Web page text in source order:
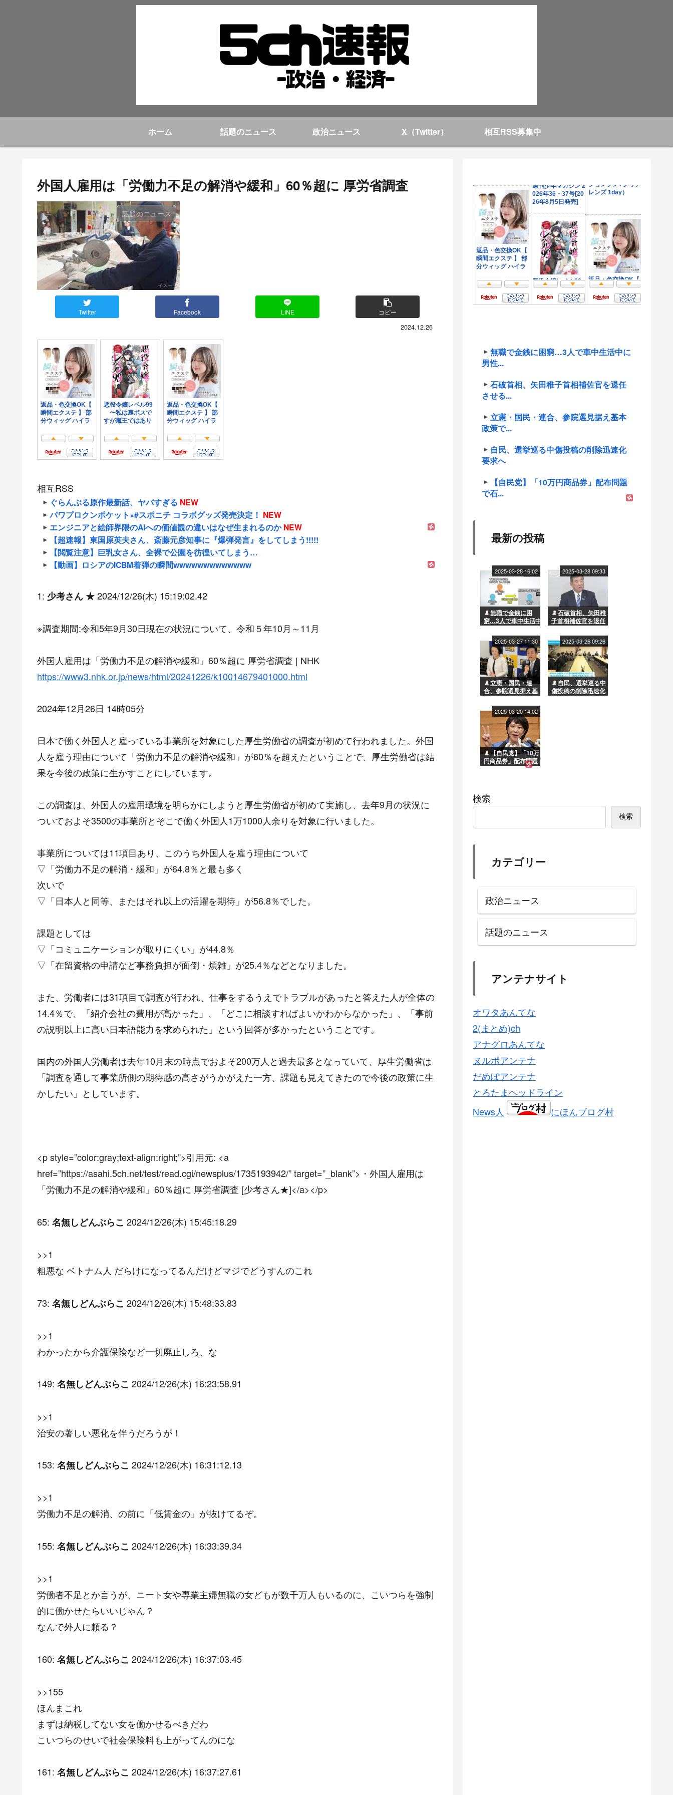
ホーム 話題のニュース 政治ニュース X（Twitter） 相互RSS募集中
外国人雇用は「労働力不足の解消や緩和」60％超に 厚労省調査
話題のニュース
Twitter Facebook LINE コピー
2024.12.26
相互RSS
ぐらんぶる原作最新話、ヤバすぎる NEW
パワプロクンポケット×#スポニチ コラボグッズ発売決定！ NEW
エンジニアと絵師界隈のAIへの価値観の違いはなぜ生まれるのかNEW
【超速報】東国原英夫さん、斎藤元彦知事に『爆弾発言』をしてしまう!!!!!
【閲覧注意】巨乳女さん、全裸で公園を彷徨いてしまう…
【動画】ロシアのICBM着弾の瞬間wwwwwwwwwwwww
1: 少考さん ★2024/12/26(木) 15:19:02.42
※調査期間:令和5年9月30日現在の状況について、令和５年10月～11月
外国人雇用は「労働力不足の解消や緩和」60％超に 厚労省調査 | NHK
https://www3.nhk.or.jp/news/html/20241226/k10014679401000.html
2024年12月26日 14時05分
日本で働く外国人と雇っている事業所を対象にした厚生労働省の調査が初めて行われました。外国
人を雇う理由について「労働力不足の解消や緩和」が60％を超えたということで、厚生労働省は結
果を今後の政策に生かすことにしています。
この調査は、外国人の雇用環境を明らかにしようと厚生労働省が初めて実施し、去年9月の状況に
ついておよそ3500の事業所とそこで働く外国人1万1000人余りを対象に行いました。
事業所については11項目あり、このうち外国人を雇う理由について
▽「労働力不足の解消・緩和」が64.8％と最も多く
次いで
▽「日本人と同等、またはそれ以上の活躍を期待」が56.8％でした。
課題としては
▽「コミュニケーションが取りにくい」が44.8％
▽「在留資格の申請など事務負担が面倒・煩雑」が25.4％などとなりました。
また、労働者には31項目で調査が行われ、仕事をするうえでトラブルがあったと答えた人が全体の
14.4％で、「紹介会社の費用が高かった」、「どこに相談すればよいかわからなかった」、「事前
の説明以上に高い日本語能力を求められた」という回答が多かったということです。
国内の外国人労働者は去年10月末の時点でおよそ200万人と過去最多となっていて、厚生労働省は
「調査を通して事業所側の期待感の高さがうかがえた一方、課題も見えてきたので今後の政策に生
かしたい」としています。
<p style=”color:gray;text-align:right;”>引用元: <a
href=”https://asahi.5ch.net/test/read.cgi/newsplus/1735193942/” target=”_blank”>・外国人雇用は
「労働力不足の解消や緩和」60％超に 厚労省調査 [少考さん★]</a></p>
65: 名無しどんぶらこ 2024/12/26(木) 15:45:18.29
>>1
粗悪な ベトナム人 だらけになってるんだけどマジでどうすんのこれ
73: 名無しどんぶらこ 2024/12/26(木) 15:48:33.83
>>1
わかったから介護保険など一切廃止しろ、な
149: 名無しどんぶらこ 2024/12/26(木) 16:23:58.91
>>1
治安の著しい悪化を伴うだろうが！
153: 名無しどんぶらこ 2024/12/26(木) 16:31:12.13
>>1
労働力不足の解消、の前に「低賃金の」が抜けてるぞ。
155: 名無しどんぶらこ 2024/12/26(木) 16:33:39.34
>>1
労働者不足とか言うが、ニート女や専業主婦無職の女どもが数千万人もいるのに、こいつらを強制
的に働かせたらいいじゃん？
なんで外人に頼る？
160: 名無しどんぶらこ 2024/12/26(木) 16:37:03.45
>>155
ほんまこれ
まずは納税してない女を働かせるべきだわ
こいつらのせいで社会保険料も上がってんのにな
161: 名無しどんぶらこ 2024/12/26(木) 16:37:27.61
無職で金銭に困窮…3人で車中生活中に
男性...
石破首相、矢田稚子首相補佐官を退任
させる...
立憲・国民・連合、参院選見据え基本
政策で...
自民、選挙巡る中傷投稿の削除迅速化
要求へ
【自民党】「10万円商品券」配布問題
で石...
最新の投稿
無職で金銭に困
窮…3人で車中生活中
に男性が死亡 兄の死
体を遺棄した弟と母
を書類送検 2人は今
年1月に千葉の漁港で
車ごと転落し死亡
2025-03-28 16:02
石破首相、矢田稚
子首相補佐官を退任
させる方針…国民民
主との「距離」影響
か
2025-03-28 09:33
立憲・国民・連
合、参院選見据え基
本政策で合意へ 選
挙協力進むか
2025-03-27 11:30
自民、選挙巡る中
傷投稿の削除迅速化
要求へ
2025-03-26 09:26
【自民党】「10万
円商品券」配布問題
で石破首相の窮地に
ッと変えられるのは
彼女だけだ」
2025-03-20 14:02
検索
検索
カテゴリー
政治ニュース
話題のニュース
アンテナサイト
オワタあんてな
2(まとめ)ch
アナグロあんてな
ヌルポアンテナ
だめぽアンテナ
とろたまヘッドライン
News人
にほんブログ村